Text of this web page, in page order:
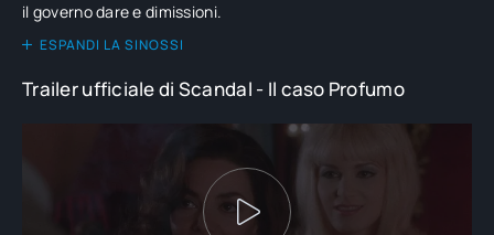
il governo dare e dimissioni.
ESPANDI LA SINOSSI
Trailer ufficiale di Scandal - Il caso Profumo